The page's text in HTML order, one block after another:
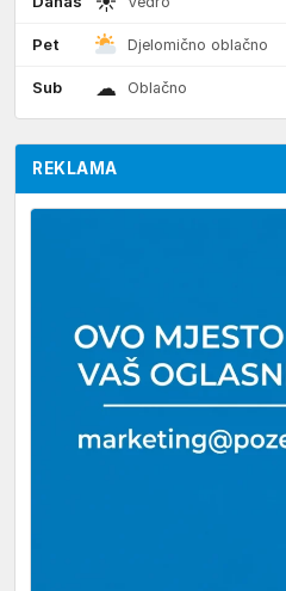
Pet Djelomično oblačno
Sub ☁ Oblačno
REKLAMA